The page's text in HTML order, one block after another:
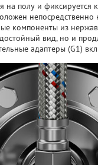
на полу и фиксируется
непосредственно
компоненты из
вид, но и
адаптеры (G1)